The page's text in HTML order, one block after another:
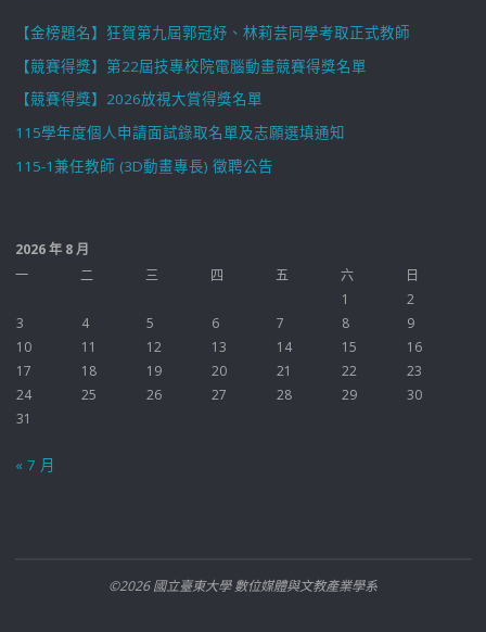
【金榜題名】狂賀第九屆郭冠妤、林莉芸同學考取正式教師
【競賽得獎】第22屆技專校院電腦動畫競賽得獎名單
【競賽得獎】2026放視大賞得獎名單
115學年度個人申請面試錄取名單及志願選填通知
115-1兼任教師 (3D動畫專長) 徵聘公告
2026 年 8 月
一
二 三 四 五 六
日
1
2
3
4 5 6 7 8
9
10
11 12 13 14 15
16
17
18 19 20 21 22
23
24
25 26 27 28 29
30
31
« 7 月
©2026 國立臺東大學 數位媒體與文教產業學系